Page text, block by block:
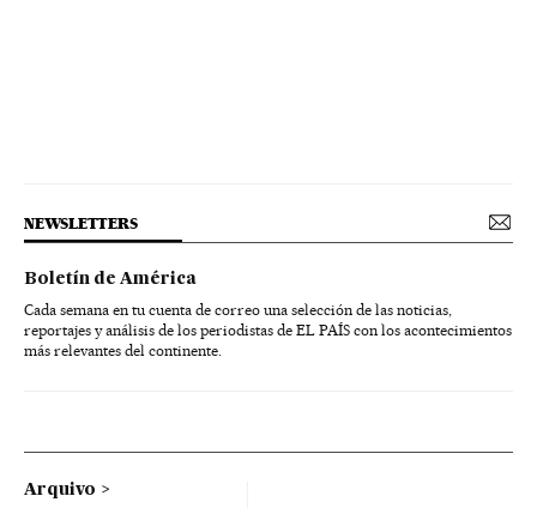
NEWSLETTERS
Boletín de América
Cada semana en tu cuenta de correo una selección de las noticias,
reportajes y análisis de los periodistas de EL PAÍS con los acontecimientos
más relevantes del continente.
Arquivo